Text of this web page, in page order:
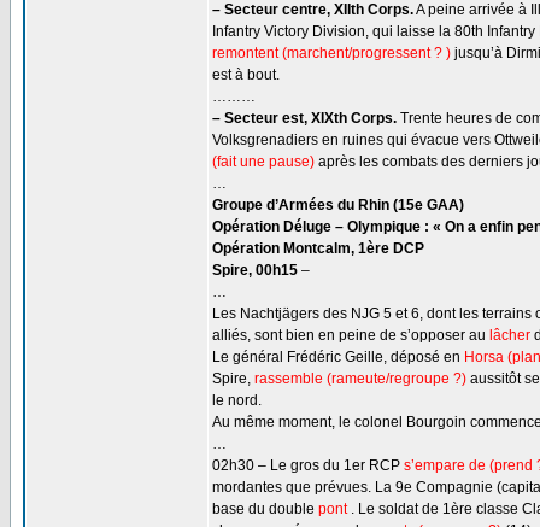
– Secteur centre, XIIth Corps.A peine arrivée à
Infantry Victory Division, qui laisse la 80th
remontent (marchent/progressent ? ) jusqu’à
est à bout.
………
– Secteur est, XIXth Corps. Trente heures de
Volksgrenadiers en ruines qui évacue vers
(fait une pause) après les combats des derniers
…
Groupe d’Armées du Rhin (15e GAA)
Opération Déluge – Olympique : « On a enfin
Opération Montcalm, 1ère DCP
Spire, 00h15 –
…
Les Nachtjägers des NJG 5 et 6, dont les
alliés, sont bien en peine de s’opposer au lâcher
Le général Frédéric Geille, déposé en Horsa
Spire, rassemble (rameute/regroupe ?) aussitôt
le nord.
Au même moment, le colonel Bourgoin
…
02h30 – Le gros du 1er RCP s’empare de (prend
mordantes que prévues. La 9e Compagnie
base du double pont . Le soldat de 1ère classe